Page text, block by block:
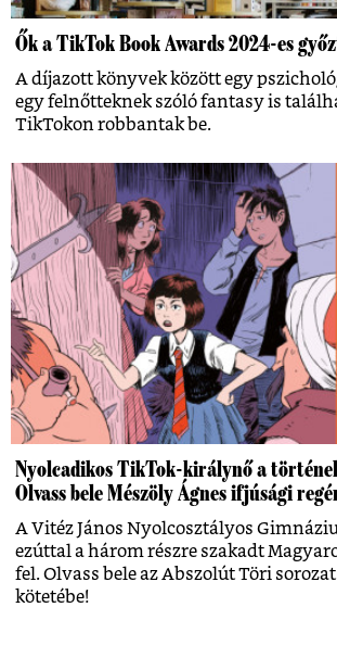
Ők a TikTok Book Awards 2024-es
A díjazott könyvek között egy
egy felnőtteknek szóló fantasy is
TikTokon robbantak be.
Nyolcadikos TikTok-királynő a
Olvass bele Mészöly Ágnes ifjúsági
A Vitéz János Nyolcosztályos
ezúttal a három részre szakadt
fel. Olvass bele az Abszolút Töri
kötetébe!